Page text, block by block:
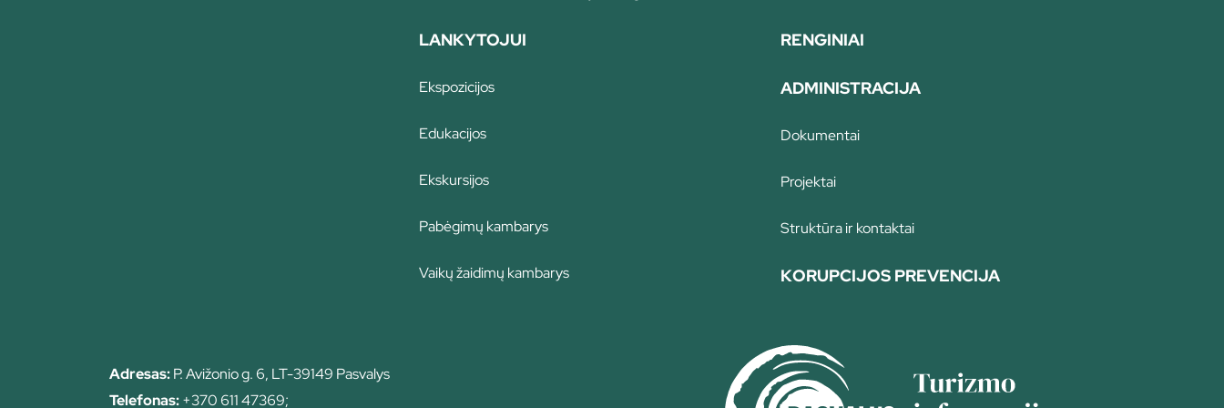
LANKYTOJUI
Ekspozicijos
Edukacijos
Ekskursijos
Pabėgimų kambarys
Vaikų žaidimų kambarys
RENGINIAI
ADMINISTRACIJA
Dokumentai
Projektai
Struktūra ir kontaktai
KORUPCIJOS PREVENCIJA
Adresas:P. Avižonio g. 6, LT-39149 Pasvalys
Telefonas:+370 611 47369;